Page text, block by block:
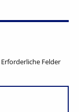
Erforderliche Felder